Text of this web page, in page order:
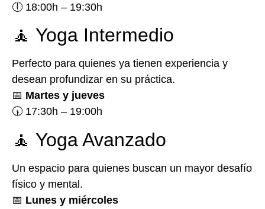
🕕 18:00h – 19:30h
🧘 Yoga Intermedio
Perfecto para quienes ya tienen experiencia y
desean profundizar en su práctica.
📅 Martes y jueves
🕠 17:30h – 19:00h
🧘 Yoga Avanzado
Un espacio para quienes buscan un mayor desafío
físico y mental.
📅 Lunes y miércoles